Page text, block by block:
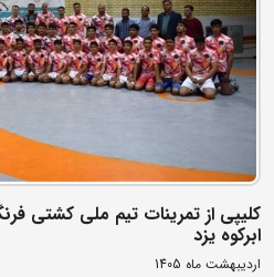
کلیپی از تمرینات تیم ملی کشتی
ابرکوه یزد
اردیبهشت ماه 1405